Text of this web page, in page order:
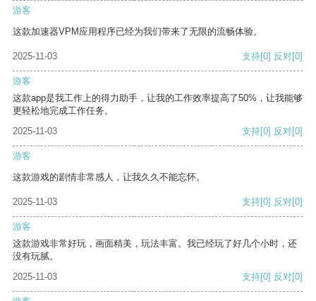
游客
这款加速器VPM应用程序已经为我们带来了无限的流畅体验。
2025-11-03 支持[0] 反对[0]
游客
这款app是我工作上的得力助手，让我的工作效率提高了50%，让我能够
更轻松地完成工作任务。
2025-11-03
支持[0] 反对[0]
游客
这款游戏的剧情非常感人，让我久久不能忘怀。
2025-11-03 支持[0] 反对[0]
游客
这款游戏非常好玩，画面精美，玩法丰富。我已经玩了好几个小时，还
没有玩腻。
2025-11-03
支持[0] 反对[0]